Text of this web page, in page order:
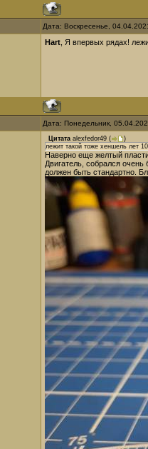
Дата: Воскресенье,
Hart , Я впервых рядах!
Дата: Понедельник,
Цитата alexfedor49 (
)
лежит такой тоже хеншель лет
Наверно еще желтый
Двигатель, собрался
должен быть стандартно.